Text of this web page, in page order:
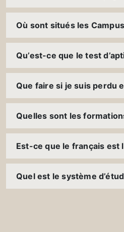
Où sont situés les Campus
Quel est le système